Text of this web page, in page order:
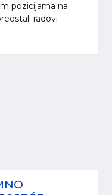
pozicijama na
radovi